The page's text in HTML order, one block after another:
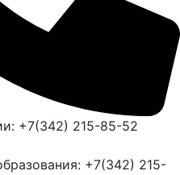
+7(342) 215-85-52
+7(342) 215-